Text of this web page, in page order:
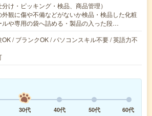
け・ピッキング・検品、商品管理）
外観に傷や不備などがないか検品・検品した化粧
ルや専用の袋へ詰める・製品の入った段…
/ ブランクOK / パソコンスキル不要 / 英語力不
30代 40代 50代
60代